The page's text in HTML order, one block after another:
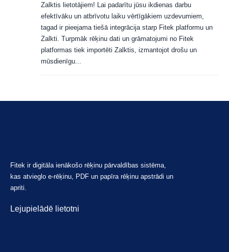
Zalktis lietotājiem! Lai padarītu jūsu ikdienas darbu
efektīvāku un atbrīvotu laiku vērtīgākiem uzdevumiem,
tagad ir pieejama tiešā integrācija starp Fitek platformu un
Zalkti. Turpmāk rēķinu dati un grāmatojumi no Fitek
platformas tiek importēti Zalktis, izmantojot drošu un
mūsdienīgu...
Fitek ir digitāla ienākošo rēķinu pārvaldības sistēma,
kas atvieglo e-rēķinu, PDF un papīra rēķinu apstrādi un
apriti.
Lejupielādē lietotni